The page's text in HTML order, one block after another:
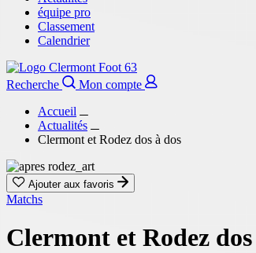
équipe pro
Classement
Calendrier
Recherche
Mon compte
Accueil
Actualités
Clermont et Rodez dos à dos
Ajouter aux favoris
Matchs
Clermont et Rodez dos